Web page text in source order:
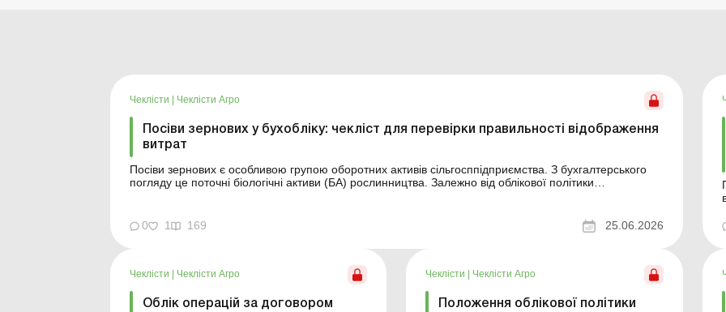
Чеклісти Чеклісти Агро
Посіви зернових у бухобліку: чекліст для перевірки правильності відображення
витрат
Посіви зернових є особливою групою оборотних активів сільгосппідприємства. З бухгалтерського
погляду це поточні біологічні активи (БА) рослинництва. Залежно від облікової політики
0
1 169 25.06.2026
Чеклісти Чеклісти Агро
Облік операцій за договором
Чеклісти Чеклісти Агро
Положення облікової політики